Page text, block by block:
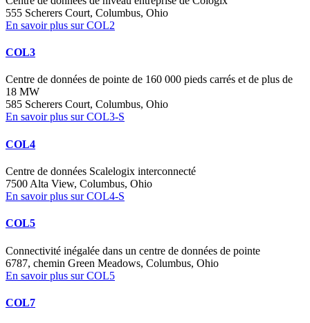
555 Scherers Court, Columbus, Ohio
En savoir plus sur COL2
COL3
Centre de données de pointe de 160 000 pieds carrés et de plus de
18 MW
585 Scherers Court, Columbus, Ohio
En savoir plus sur COL3-S
COL4
Centre de données Scalelogix interconnecté
7500 Alta View, Columbus, Ohio
En savoir plus sur COL4-S
COL5
Connectivité inégalée dans un centre de données de pointe
6787, chemin Green Meadows, Columbus, Ohio
En savoir plus sur COL5
COL7